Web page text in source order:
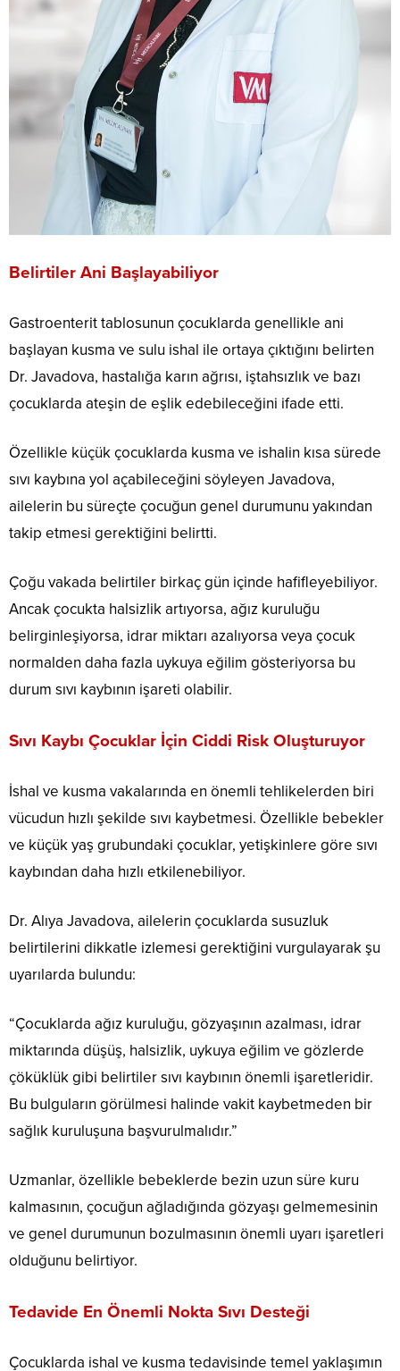
Belirtiler Ani Başlayabiliyor
Gastroenterit tablosunun çocuklarda genellikle ani
başlayan kusma ve sulu ishal ile ortaya çıktığını belirten
Dr. Javadova, hastalığa karın ağrısı, iştahsızlık ve bazı
çocuklarda ateşin de eşlik edebileceğini ifade etti.
Özellikle küçük çocuklarda kusma ve ishalin kısa sürede
sıvı kaybına yol açabileceğini söyleyen Javadova,
ailelerin bu süreçte çocuğun genel durumunu yakından
takip etmesi gerektiğini belirtti.
Çoğu vakada belirtiler birkaç gün içinde hafifleyebiliyor.
Ancak çocukta halsizlik artıyorsa, ağız kuruluğu
belirginleşiyorsa, idrar miktarı azalıyorsa veya çocuk
normalden daha fazla uykuya eğilim gösteriyorsa bu
durum sıvı kaybının işareti olabilir.
Sıvı Kaybı Çocuklar İçin Ciddi Risk Oluşturuyor
İshal ve kusma vakalarında en önemli tehlikelerden biri
vücudun hızlı şekilde sıvı kaybetmesi. Özellikle bebekler
ve küçük yaş grubundaki çocuklar, yetişkinlere göre sıvı
kaybından daha hızlı etkilenebiliyor.
Dr. Alıya Javadova, ailelerin çocuklarda susuzluk
belirtilerini dikkatle izlemesi gerektiğini vurgulayarak şu
uyarılarda bulundu:
“Çocuklarda ağız kuruluğu, gözyaşının azalması, idrar
miktarında düşüş, halsizlik, uykuya eğilim ve gözlerde
çöküklük gibi belirtiler sıvı kaybının önemli işaretleridir.
Bu bulguların görülmesi halinde vakit kaybetmeden bir
sağlık kuruluşuna başvurulmalıdır.”
Uzmanlar, özellikle bebeklerde bezin uzun süre kuru
kalmasının, çocuğun ağladığında gözyaşı gelmemesinin
ve genel durumunun bozulmasının önemli uyarı işaretleri
olduğunu belirtiyor.
Tedavide En Önemli Nokta Sıvı Desteği
Çocuklarda ishal ve kusma tedavisinde temel yaklaşımın